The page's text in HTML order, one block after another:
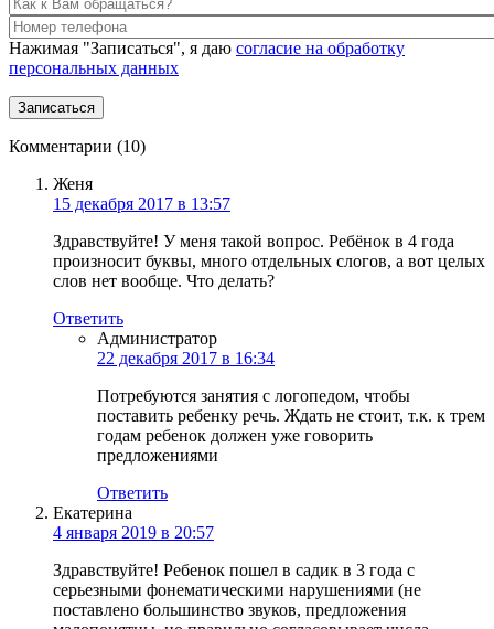
Нажимая "Записаться", я даю согласие на обработку
персональных данных
Комментарии (10)
Женя
15 декабря 2017 в 13:57
Здравствуйте! У меня такой вопрос. Ребёнок в 4 года
произносит буквы, много отдельных слогов, а вот целых
слов нет вообще. Что делать?
Ответить
Администратор
22 декабря 2017 в 16:34
Потребуются занятия с логопедом, чтобы
поставить ребенку речь. Ждать не стоит, т.к. к трем
годам ребенок должен уже говорить
предложениями
Ответить
Екатерина
4 января 2019 в 20:57
Здравствуйте! Ребенок пошел в садик в 3 года с
серьезными фонематическими нарушениями (не
поставлено большинство звуков, предложения